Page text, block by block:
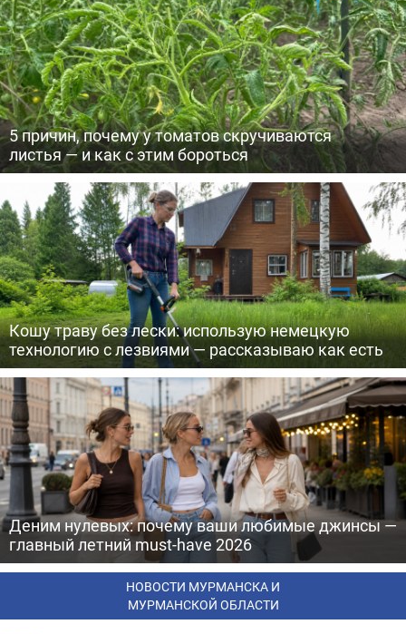
5 причин, почему у томатов скручиваются
листья — и как с этим бороться
Кошу траву без лески: использую немецкую
технологию с лезвиями — рассказываю как есть
Деним нулевых: почему ваши любимые джинсы —
главный летний must-have 2026
НОВОСТИ МУРМАНСКА И
МУРМАНСКОЙ ОБЛАСТИ